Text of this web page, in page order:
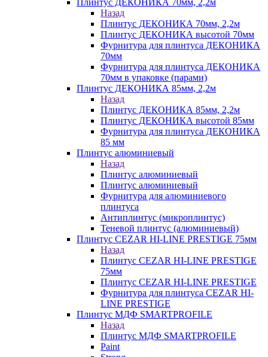
Плинтус ДЕКОНИКА 70мм, 2,2м
Назад
Плинтус ДЕКОНИКА 70мм, 2,2м
Плинтус ДЕКОНИКА высотой 70мм
Фурнитура для плинтуса ДЕКОНИКА
70мм
Фурнитура для плинтуса ДЕКОНИКА
70мм в упаковке (парами)
Плинтус ДЕКОНИКА 85мм, 2,2м
Назад
Плинтус ДЕКОНИКА 85мм, 2,2м
Плинтус ДЕКОНИКА высотой 85мм
Фурнитура для плинтуса ДЕКОНИКА
85 мм
Плинтус алюминиевый
Назад
Плинтус алюминиевый
Плинтус алюминиевый
Фурнитура для алюминиевого
плинтуса
Антиплинтус (микроплинтус)
Теневой плинтус (алюминиевый)
Плинтус CEZAR HI-LINE PRESTIGE 75мм
Назад
Плинтус CEZAR HI-LINE PRESTIGE
75мм
Плинтус CEZAR HI-LINE PRESTIGE
Фурнитура для плинтуса CEZAR HI-
LINE PRESTIGE
Плинтус МДФ SMARTPROFILE
Назад
Плинтус МДФ SMARTPROFILE
Paint